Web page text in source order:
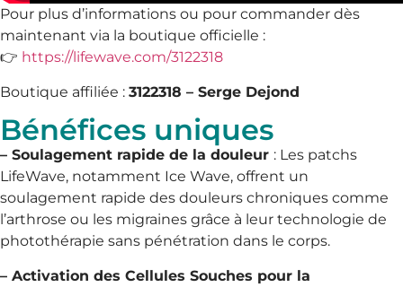
Pour plus d’informations ou pour commander dès
maintenant via la boutique officielle :
👉 https://lifewave.com/3122318
Boutique affiliée : 3122318 – Serge Dejond
Bénéfices uniques
– Soulagement rapide de la douleur : Les patchs
LifeWave, notamment Ice Wave, offrent un
soulagement rapide des douleurs chroniques comme
l’arthrose ou les migraines grâce à leur technologie de
photothérapie sans pénétration dans le corps.
– Activation des Cellules Souches pour la